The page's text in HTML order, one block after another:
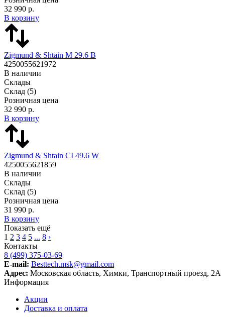
32 990 р.
В корзину
Zigmund & Shtain M 29.6 B
4250055621972
В наличии
Склады
Склад (5)
Розничная цена
32 990 р.
В корзину
Zigmund & Shtain CI 49.6 W
4250055621859
В наличии
Склады
Склад (5)
Розничная цена
31 990 р.
В корзину
Показать ещё
1 2 3 4 5 ... 8 ›
Контакты
8 (499) 375-03-69
E-mail: Besttech.msk@gmail.com
Адрес: Московская область, Химки, Транспортный проезд, 2А
Информация
Акции
Доставка и оплата